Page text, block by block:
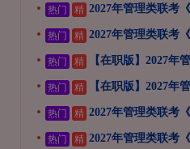
热门 精 2027年管理类联考
热门 精 2027年管理类联考
热门 精 【在职版】2027年
热门 精 【在职版】2027年
热门 精 2027年管理类联考
热门 精 2027年管理类联考